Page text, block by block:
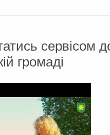
сервісом
громаді